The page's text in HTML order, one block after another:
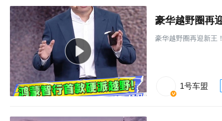
豪华越野圈再
豪华越野圈再迎新王
1号车盟